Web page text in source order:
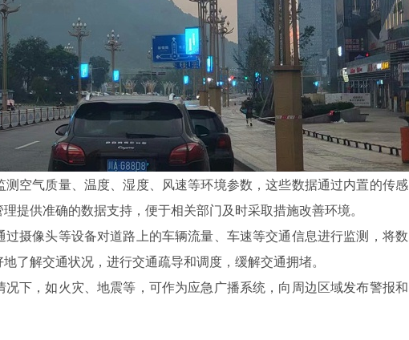
空气质量、温度、湿度、风速等环境参数，这些数据通过内置的传感
提供准确的数据支持，便于相关部门及时采取措施改善环境。
摄像头等设备对道路上的车辆流量、车速等交通信息进行监测，将数
了解交通状况，进行交通疏导和调度，缓解交通拥堵。
下，如火灾、地震等，可作为应急广播系统，向周边区域发布警报和